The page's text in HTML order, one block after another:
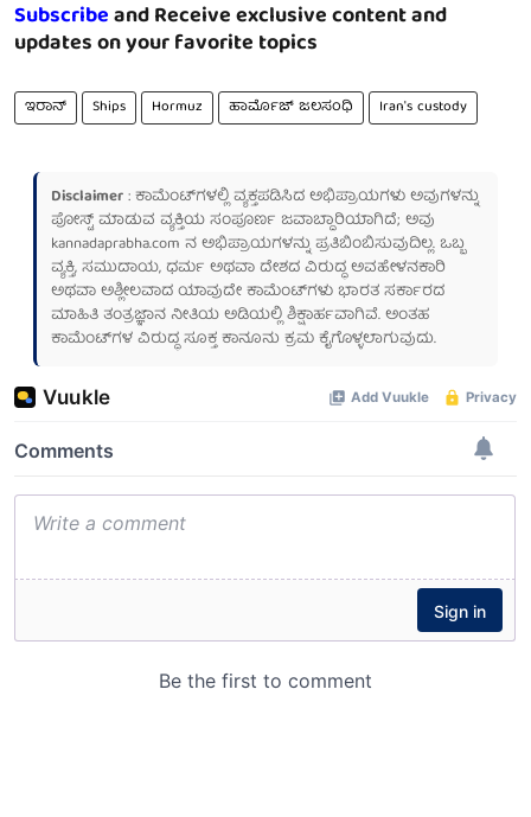
Subscribeand Receive exclusive content and
updates on your favorite topics
ಇರಾನ್ Ships Hormuz ಹಾರ್ಮೊಜ್ ಜಲಸಂಧಿ Iran's custody
Disclaimer: ಕಾಮೆಂಟ್‌ಗಳಲ್ಲಿ ವ್ಯಕ್ತಪಡಿಸಿದ ಅಭಿಪ್ರಾಯಗಳು ಅವುಗಳನ್ನು
ಪೋಸ್ಟ್ ಮಾಡುವ ವ್ಯಕ್ತಿಯ ಸಂಪೂರ್ಣ ಜವಾಬ್ದಾರಿಯಾಗಿದೆ; ಅವು
kannadaprabha.com ನ ಅಭಿಪ್ರಾಯಗಳನ್ನು ಪ್ರತಿಬಿಂಬಿಸುವುದಿಲ್ಲ. ಒಬ್ಬ
ವ್ಯಕ್ತಿ, ಸಮುದಾಯ, ಧರ್ಮ ಅಥವಾ ದೇಶದ ವಿರುದ್ಧ ಅವಹೇಳನಕಾರಿ
ಅಥವಾ ಅಶ್ಲೀಲವಾದ ಯಾವುದೇ ಕಾಮೆಂಟ್‌ಗಳು ಭಾರತ ಸರ್ಕಾರದ
ಮಾಹಿತಿ ತಂತ್ರಜ್ಞಾನ ನೀತಿಯ ಅಡಿಯಲ್ಲಿ ಶಿಕ್ಷಾರ್ಹವಾಗಿವೆ. ಅಂತಹ
ಕಾಮೆಂಟ್‌ಗಳ ವಿರುದ್ಧ ಸೂಕ್ತ ಕಾನೂನು ಕ್ರಮ ಕೈಗೊಳ್ಳಲಾಗುವುದು.